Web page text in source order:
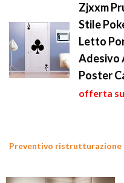
Zjxxm
Stile
Letto
Adesivo
Poster
offerta su
Preventivo ristrutturazione